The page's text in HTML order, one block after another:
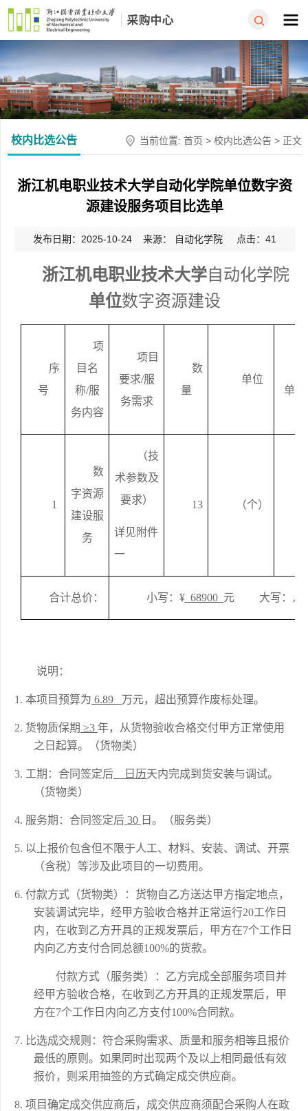
校内比选公告 当前位置: 首页 > 校内比选公告 > 正文
浙江机电职业技术大学自动化学院单位数字资
源建设服务项目比选单
发布日期：2025-10-24 来源： 自动化学院 点击： 41
浙江机电职业技术大学自动化学院
单位数字资源建设
序
号
项
目名
称/服
务内容
项目
要求/服
务需求
数
量
单位
单价
1
数
字资源
建设服
务
（技
术参数及
要求）
详见附件
一
13 （个）
合计总价： 小写 ： ¥ 68900 元 大写：人
说明：
1. 本项目预算为 6.89 万元，超出预算作废标处理。
2. 货物质保期 ≥3 年，从货物验收合格交付甲方正常使用
之日起算。
（货物类）
3. 工期：合同签定后 日历天内完成到货安装与调试。
（货物类）
4. 服务期 ：合同签定后 30 日 。 （服务类）
5. 以上报价包含但不限于人工、材料、安装、调试、开票
（含税）等涉及此项目的一切费用。
6. 付款方式（货物类）：货物自乙方送达甲方指定地点，
安装调试完毕，经甲方验收合格并正常运行20工作日
内，在收到乙方开具的正规发票后，甲方在7个工作日
内向乙方支付合同总额100%的货款。
付款方式（服务类）：乙方完成全部服务项目并
经甲方验收合格，在收到乙方开具的正规发票后，甲
方在7个工作日内向乙方支付100%合同款。
7. 比选成交规则：符合采购需求、质量和服务相等且报价
最低的原则。如果同时出现两个及以上相同最低有效
报价，则采用抽签的方式确定成交供应商。
8. 项目确定成交供应商后，成交供应商须配合采购人在政